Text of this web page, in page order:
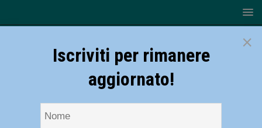
×
Iscriviti per rimanere
aggiornato!